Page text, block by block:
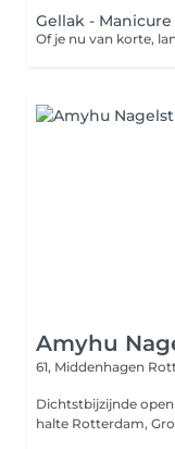
Gellak -
Amyhu
61, Middenhagen
Dichtstbijzijnde
halte Rotterdam,